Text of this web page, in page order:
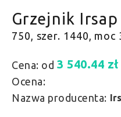
Grzejnik
750, szer. 1440, moc
Cena: od 3 540.44 zł
Ocena:
Nazwa producenta: